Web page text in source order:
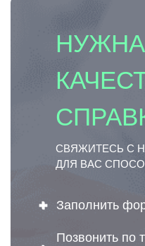
НУЖНА
СВЯЖИТЕСЬ С
ДЛЯ ВАС
Заполнить
Позвонить по